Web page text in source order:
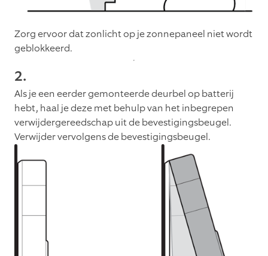
Zorg ervoor dat zonlicht op je zonnepaneel niet wordt
geblokkeerd.
2.
Als je een eerder gemonteerde deurbel op batterij
hebt, haal je deze met behulp van het inbegrepen
verwijdergereedschap uit de bevestigingsbeugel.
Verwijder vervolgens de bevestigingsbeugel.